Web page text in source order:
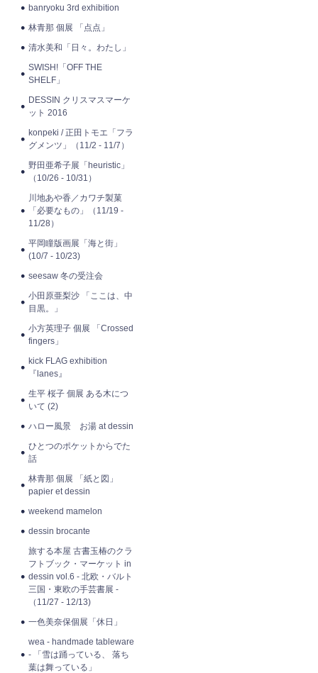
banryoku 3rd exhibition
林青那 個展 「点点」
清水美和「日々。わたし」
SWISH!「OFF THE
SHELF」
DESSIN クリスマスマーケ
ット 2016
konpeki / 正田トモエ「フラ
グメンツ」（11/2 - 11/7）
野田亜希子展「heuristic」
（10/26 - 10/31）
川地あや香／カワチ製菓
「必要なもの」（11/19 -
11/28）
平岡瞳版画展「海と街」
(10/7 - 10/23)
seesaw 冬の受注会
小田原亜梨沙 「ここは、中
目黒。」
小方英理子 個展 「Crossed
fingers」
kick FLAG exhibition
『lanes』
生平 桜子 個展 ある木につ
いて (2)
ハロー風景 お湯 at dessin
ひとつのポケットからでた
話
林青那 個展 「紙と図」
papier et dessin
weekend mamelon
dessin brocante
旅する本屋 古書玉椿のクラ
フトブック・マーケット in
dessin vol.6 - 北欧・バルト
三国・東欧の手芸書展 -
（11/27 - 12/13)
一色美奈保個展「休日」
wea - handmade tableware
- 「雪は踊っている、 落ち
葉は舞っている」